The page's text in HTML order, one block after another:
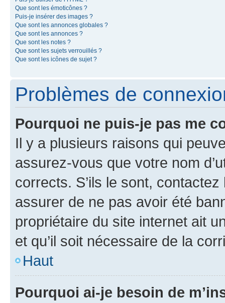
Que sont les émoticônes ?
Puis-je insérer des images ?
Que sont les annonces globales ?
Que sont les annonces ?
Que sont les notes ?
Que sont les sujets verrouillés ?
Que sont les icônes de sujet ?
Problèmes de
Pourquoi ne puis-je pas me
Il y a plusieurs raisons qui
assurez-vous que votre nom
corrects. S’ils le sont,
assurer de ne pas avoir été
propriétaire du site internet ait
et qu’il soit nécessaire de la
Haut
Pourquoi ai-je besoin de